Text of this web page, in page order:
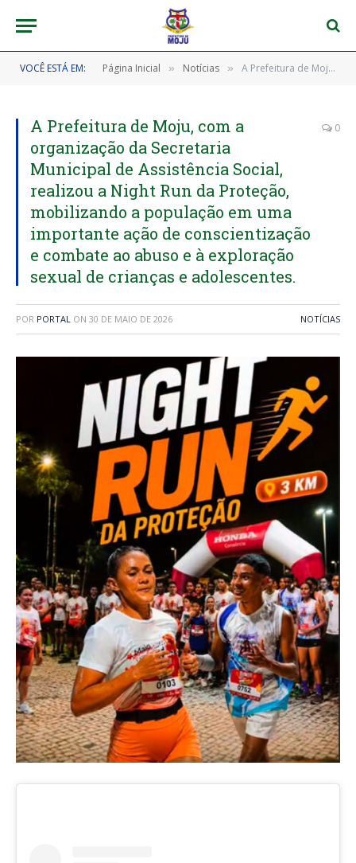
VOCÊ ESTÁ EM: Página Inicial » Notícias » A Prefeitura de Moju, com a organização da Secretaria Municipal de Assistência Social, realizou a Night Run da Proteção, mobilizando a população em uma importante ação de conscientização e combate ao abuso e à exploração sexual de crianças e adolescentes.
A Prefeitura de Moju, com a
organização da Secretaria
Municipal de Assistência Social,
realizou a Night Run da Proteção,
mobilizando a população em uma
importante ação de conscientização
e combate ao abuso e à exploração
sexual de crianças e adolescentes.
0
POR PORTAL ON 30 DE MAIO DE 2026 NOTÍCIAS